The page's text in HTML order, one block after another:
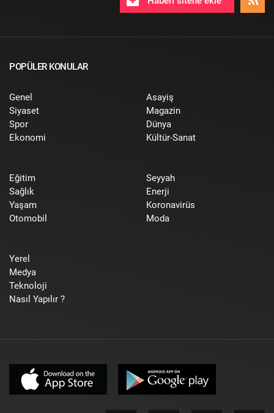
POPÜLER KONULAR
Genel
Siyaset
Spor
Ekonomi
Asayiş
Magazin
Dünya
Kültür-Sanat
Eğitim
Sağlık
Yaşam
Otomobil
Seyyah
Enerji
Koronavirüs
Moda
Yerel
Medya
Teknoloji
Nasıl Yapılır ?